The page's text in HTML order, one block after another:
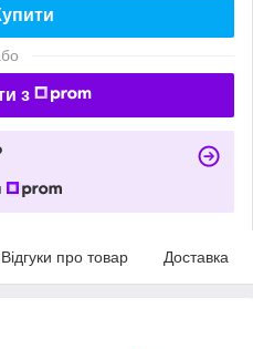
з
Відгуки про товар Доставка